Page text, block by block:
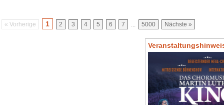
« Vorherige 1 2 3 4 5 6 7 ... 5000 Nächste »